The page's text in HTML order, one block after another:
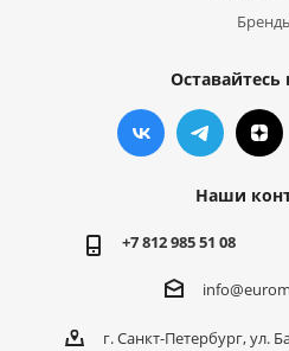
Оставайтесь
Наши
+7 812 985 51 08
г. Санкт-Петербург, ул.